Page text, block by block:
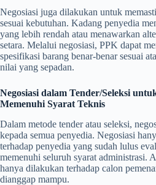
Negosiasi juga dilakukan untuk
sesuai kebutuhan. Kadang penyedia
yang lebih rendah atau menawarkan
setara. Melalui negosiasi, PPK dapat
spesifikasi barang benar-benar sesuai
nilai yang sepadan.
Negosiasi dalam Tender/Seleksi
Memenuhi Syarat Teknis
Dalam metode tender atau seleksi,
kepada semua penyedia. Negosiasi
terhadap penyedia yang sudah lulus
memenuhi seluruh syarat administrasi.
hanya dilakukan terhadap calon
dianggap mampu.